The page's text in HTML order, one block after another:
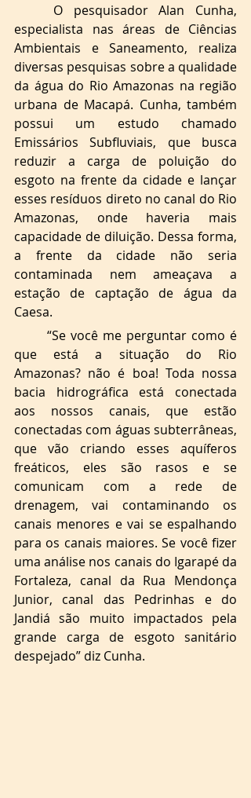
O pesquisador Alan Cunha,
especialista nas áreas de Ciências
Ambientais e Saneamento, realiza
diversas pesquisas sobre a qualidade
da água do Rio Amazonas na região
urbana de Macapá. Cunha, também
possui um estudo chamado
Emissários Subfluviais, que busca
reduzir a carga de poluição do
esgoto na frente da cidade e lançar
esses resíduos direto no canal do Rio
Amazonas, onde haveria mais
capacidade de diluição. Dessa forma,
a frente da cidade não seria
contaminada nem ameaçava a
estação de captação de água da
Caesa.
“Se você me perguntar como é
que está a situação do Rio
Amazonas? não é boa! Toda nossa
bacia hidrográfica está conectada
aos nossos canais, que estão
conectadas com águas subterrâneas,
que vão criando esses aquíferos
freáticos, eles são rasos e se
comunicam com a rede de
drenagem, vai contaminando os
canais menores e vai se espalhando
para os canais maiores. Se você fizer
uma análise nos canais do Igarapé da
Fortaleza, canal da Rua Mendonça
Junior, canal das Pedrinhas e do
Jandiá são muito impactados pela
grande carga de esgoto sanitário
despejado” diz Cunha.